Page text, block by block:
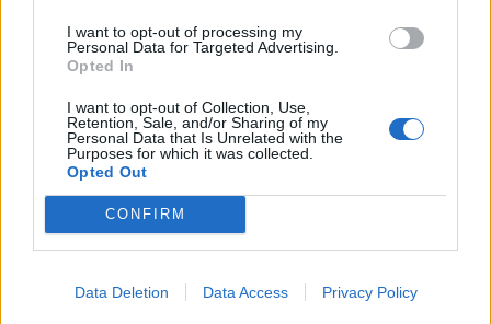
I want to opt-out of processing my
Personal Data for Targeted Advertising.
Opted In
I want to opt-out of Collection, Use,
Retention, Sale, and/or Sharing of my
Personal Data that Is Unrelated with the
Purposes for which it was collected.
Opted Out
CONFIRM
Data Deletion Data Access Privacy Policy
impresszum
jogi nyilatkozat
süti beállítások